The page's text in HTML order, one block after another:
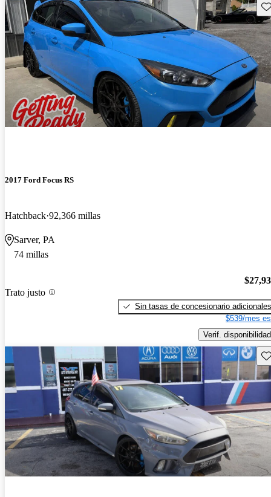
2017 Ford Focus RS
Hatchback 92,366 millas
Sarver, PA
74 millas
Trato justo
Sin tasas de concesionario adicionales
$539/mes
Verif. disponibilidad